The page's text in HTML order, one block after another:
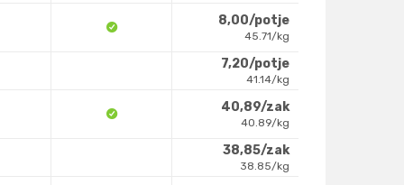
8,00/potje
45.71/kg
7,20/potje
41.14/kg
40,89/zak
40.89/kg
38,85/zak
38.85/kg